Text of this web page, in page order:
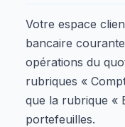
Votre espace
bancaire
opérations du
rubriques «
que la rubrique «
portefeuilles.